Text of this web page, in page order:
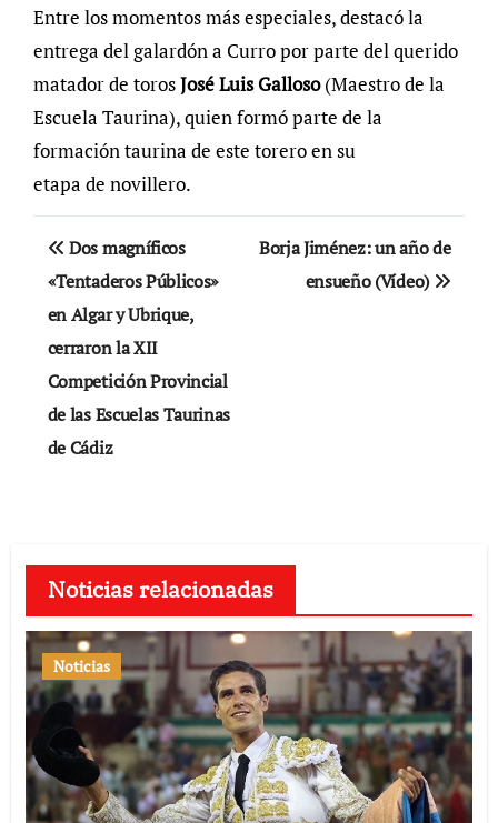
Entre los momentos más especiales, destacó la
entrega del galardón a Curro por parte del querido
matador de torosJosé Luis Galloso(Maestro de la
Escuela Taurina), quien formó parte de la
formación taurina de este torero en su
etapa de novillero.
Navegación
de
entradas
Dos magníficos
«Tentaderos Públicos»
en Algar y Ubrique,
cerraron la XII
Competición Provincial
de las Escuelas Taurinas
de Cádiz
Borja Jiménez: un año de
ensueño (Vídeo)
Noticias relacionadas
Noticias